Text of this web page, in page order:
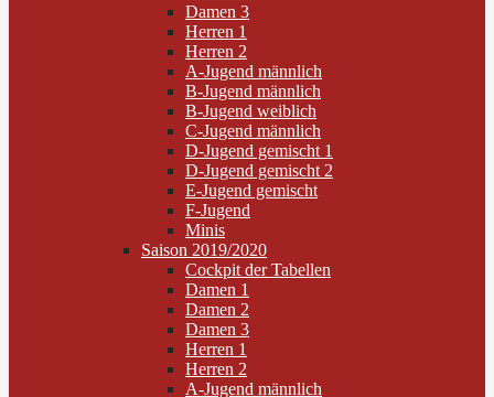
Damen 3
Herren 1
Herren 2
A-Jugend männlich
B-Jugend männlich
B-Jugend weiblich
C-Jugend männlich
D-Jugend gemischt 1
D-Jugend gemischt 2
E-Jugend gemischt
F-Jugend
Minis
Saison 2019/2020
Cockpit der Tabellen
Damen 1
Damen 2
Damen 3
Herren 1
Herren 2
A-Jugend männlich